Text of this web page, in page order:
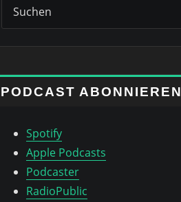
PODCAST ABONNIEREN
Spotify
Apple Podcasts
Podcaster
RadioPublic